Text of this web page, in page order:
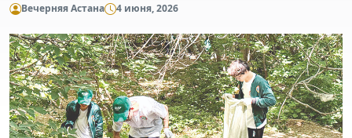
Вечерняя Астана 4 июня, 2026